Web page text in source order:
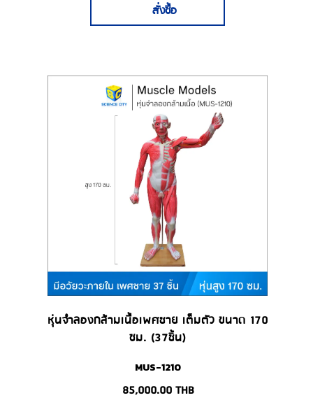
สั่งซื้อ
หุ่นจำลองกล้ามเนื้อเพศชาย เต็มตัว ขนาด 170
ซม. (37ชิ้น)
MUS-1210
85,000.00 THB